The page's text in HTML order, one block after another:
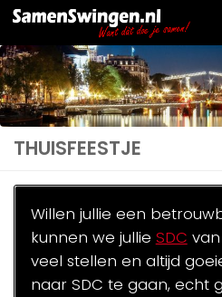
Doorgaan naar inhoud
THUISFEESTJE
Willen jullie een
kunnen we jullie SDC
veel stellen en altijd
naar SDC te gaan, echt